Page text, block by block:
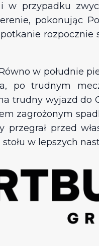
przypadku
pokonując
w południe
po trudnym
trudny wyjazd do
zagrożonym
przed
w lepszych